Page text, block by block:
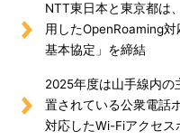
NTT東日本と東京都は
用したOpenRoaming
基本協定」を締結
2025年度は山手線内の
置されている公衆電話
対応したWi-Fiアクセス